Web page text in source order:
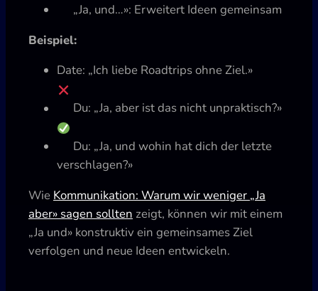
„Ja, und…»: Erweitert Ideen gemeinsam
Beispiel:
Date: „Ich liebe Roadtrips ohne Ziel.»
Du: „Ja, aber ist das nicht unpraktisch?»
Du: „Ja, und wohin hat dich der letzte
verschlagen?»
Wie Kommunikation: Warum wir weniger „Ja
aber» sagen sollten zeigt, können wir mit einem
„Ja und» konstruktiv ein gemeinsames Ziel
verfolgen und neue Ideen entwickeln.